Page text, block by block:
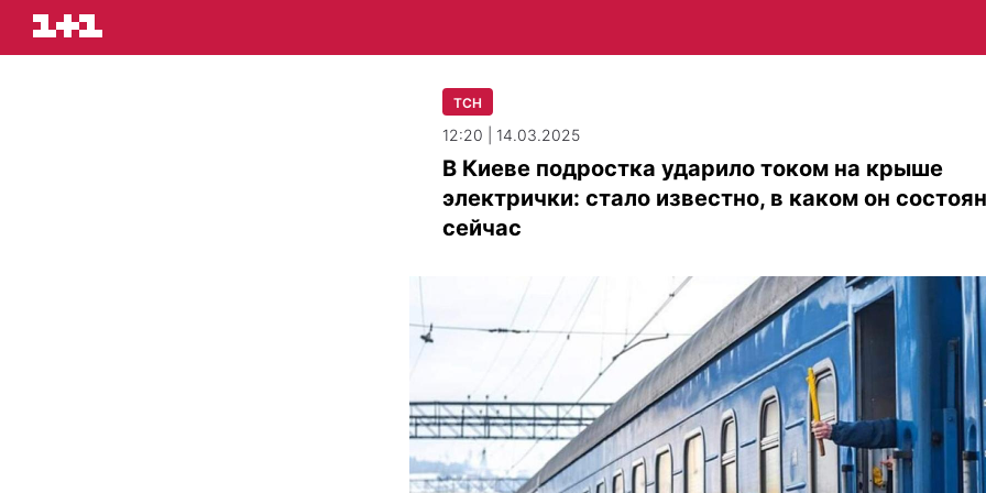
ТСН
12:20 | 14.03.2025
В Киеве подростка ударило током на крыше
электрички: стало известно, в каком он
сейчас